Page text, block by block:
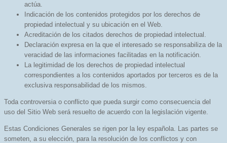
actúa.
Indicación de los contenidos protegidos por los derechos de
propiedad intelectual y su ubicación en el Web.
Acreditación de los citados derechos de propiedad intelectual.
Declaración expresa en la que el interesado se responsabiliza de la
veracidad de las informaciones facilitadas en la notificación.
La legitimidad de los derechos de propiedad intelectual
correspondientes a los contenidos aportados por terceros es de la
exclusiva responsabilidad de los mismos.
Toda controversia o conflicto que pueda surgir como consecuencia del
uso del Sitio Web será resuelto de acuerdo con la legislación vigente.
Estas Condiciones Generales se rigen por la ley española. Las partes se
someten, a su elección, para la resolución de los conflictos y con